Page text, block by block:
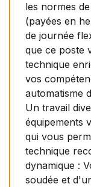
les normes
(payées en
de journée
que ce poste
technique
vos
automatisme
Un travail
équipements
qui vous
technique
dynamique :
soudée et